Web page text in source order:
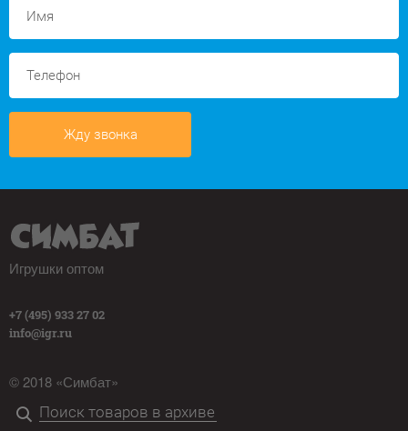
Жду звонка
Игрушки оптом
+7 (495) 933 27 02
info@igr.ru
© 2018 «Симбат»